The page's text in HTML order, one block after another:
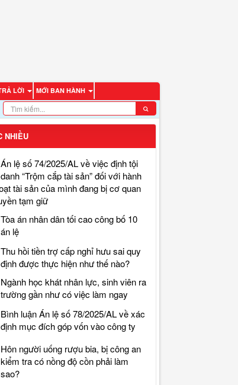
LỜI MỚI BAN HÀNH
NHIỀU
Án lệ số 74/2025/AL về việc định tội
danh “Trộm cắp tài sản” đối với hành
tài sản của mình đang bị cơ quan
tạm giữ
Tòa án nhân dân tối cao công bố 10
án lệ
Thu hồi tiền trợ cấp nghỉ hưu sai quy
định được thực hiện như thế nào?
Ngành học khát nhân lực, sinh viên ra
trường gần như có việc làm ngay
Bình luận Án lệ số 78/2025/AL về xác
định mục đích góp vốn vào công ty
Hôn người uống rượu bia, bị công an
kiểm tra có nồng độ cồn phải làm
sao?